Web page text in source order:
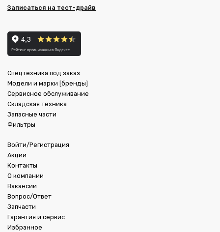
Записаться на тест-драйв
Спецтехника под заказ
Модели и марки [бренды]
Сервисное обслуживание
Складская техника
Запасные части
Фильтры
Войти/Регистрация
Акции
Контакты
О компании
Вакансии
Вопрос/Ответ
Запчасти
Гарантия и сервис
Избранное